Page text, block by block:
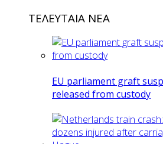
ΤΕΛΕΥΤΑΙΑ ΝΕΑ
EU parliament graft
released from custody